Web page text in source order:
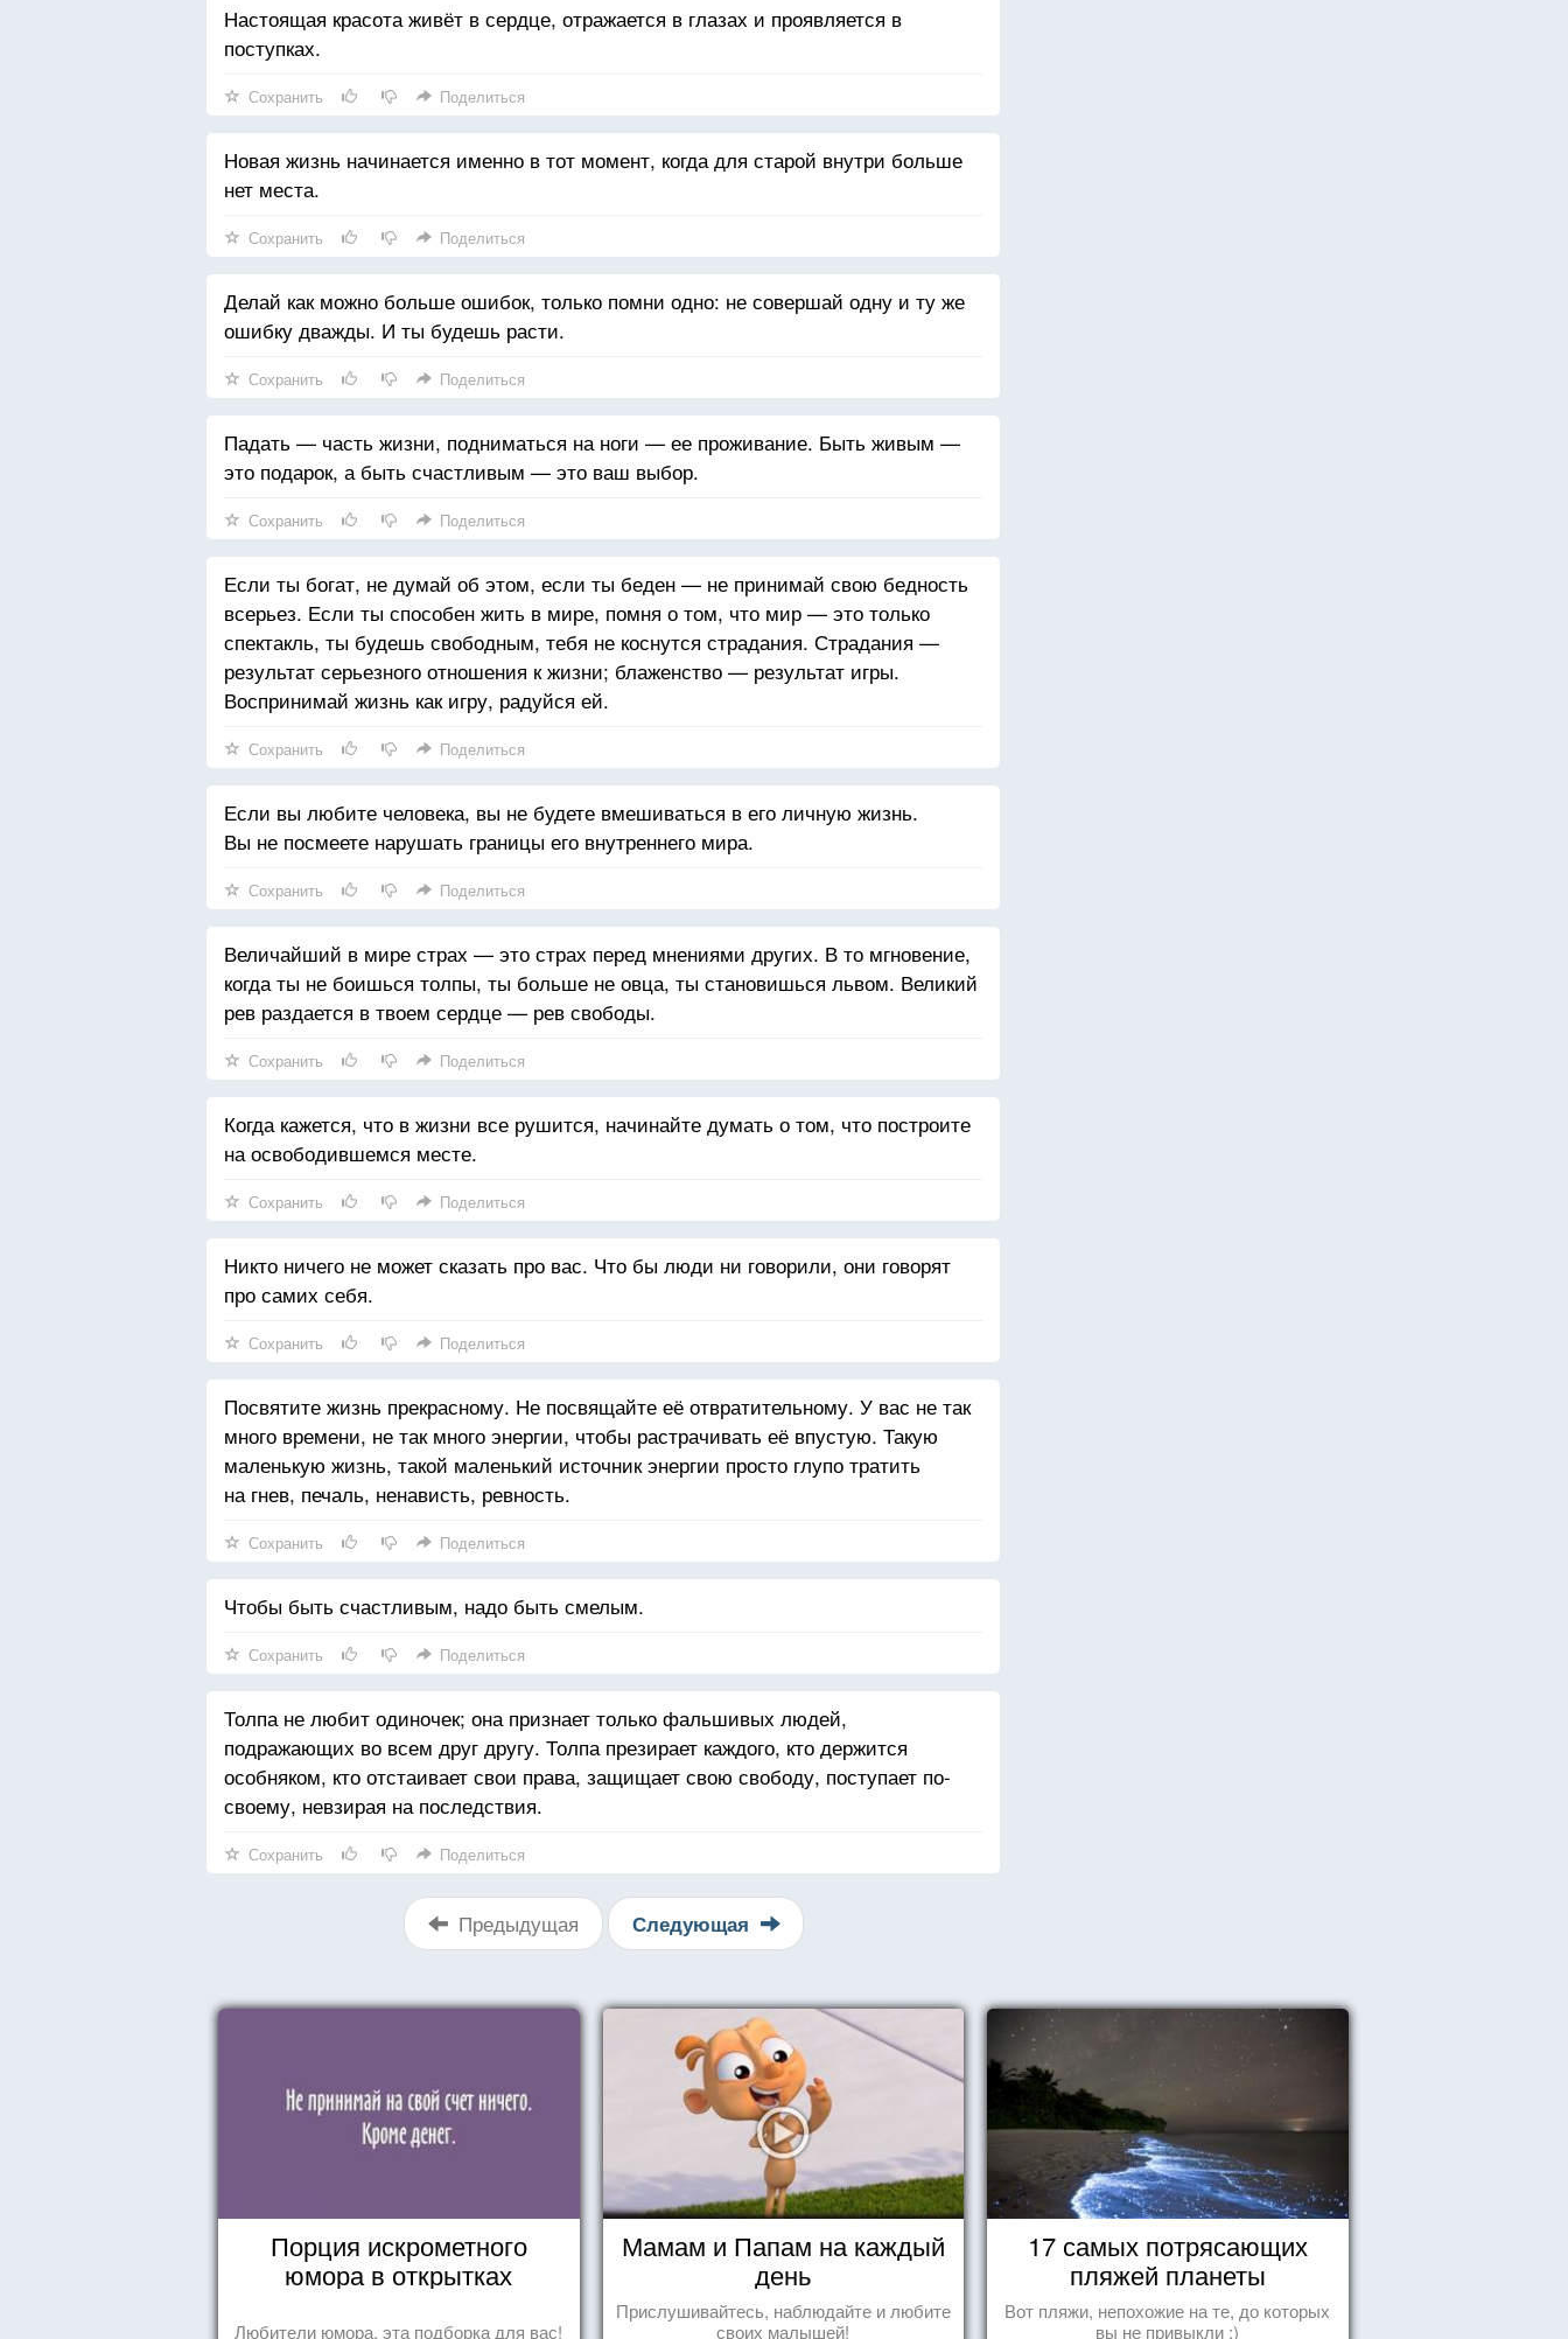
Настоящая красота живёт в сердце, отражается в глазах и проявляется в
поступках.
Сохранить Поделиться
Новая жизнь начинается именно в тот момент, когда для старой внутри больше
нет места.
Сохранить Поделиться
Делай как можно больше ошибок, только помни одно: не совершай одну и ту же
ошибку дважды. И ты будешь расти.
Сохранить Поделиться
Падать — часть жизни, подниматься на ноги — ее проживание. Быть живым —
это подарок, а быть счастливым — это ваш выбор.
Сохранить Поделиться
Если ты богат, не думай об этом, если ты беден — не принимай свою бедность
всерьез. Если ты способен жить в мире, помня о том, что мир — это только
спектакль, ты будешь свободным, тебя не коснутся страдания. Страдания —
результат серьезного отношения к жизни; блаженство — результат игры.
Воспринимай жизнь как игру, радуйся ей.
Сохранить Поделиться
Если вы любите человека, вы не будете вмешиваться в его личную жизнь.
Вы не посмеете нарушать границы его внутреннего мира.
Сохранить Поделиться
Величайший в мире страх — это страх перед мнениями других. В то мгновение,
когда ты не боишься толпы, ты больше не овца, ты становишься львом. Великий
рев раздается в твоем сердце — рев свободы.
Сохранить Поделиться
Когда кажется, что в жизни все рушится, начинайте думать о том, что построите
на освободившемся месте.
Сохранить Поделиться
Никто ничего не может сказать про вас. Что бы люди ни говорили, они говорят
про самих себя.
Сохранить Поделиться
Посвятите жизнь прекрасному. Не посвящайте её отвратительному. У вас не так
много времени, не так много энергии, чтобы растрачивать её впустую. Такую
маленькую жизнь, такой маленький источник энергии просто глупо тратить
на гнев, печаль, ненависть, ревность.
Сохранить Поделиться
Чтобы быть счастливым, надо быть смелым.
Сохранить Поделиться
Толпа не любит одиночек; она признает только фальшивых людей,
подражающих во всем друг другу. Толпа презирает каждого, кто держится
особняком, кто отстаивает свои права, защищает свою свободу, поступает по-
своему, невзирая на последствия.
Сохранить Поделиться
Предыдущая Следующая
Порция искрометного
юмора в открытках
Любители юмора, эта подборка для вас!
Мамам и Папам на каждый
день
Прислушивайтесь, наблюдайте и любите
своих малышей!
17 самых потрясающих
пляжей планеты
Вот пляжи, непохожие на те, до которых
вы не привыкли :)